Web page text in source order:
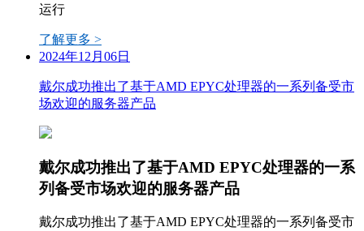
运行
了解更多 >
2024年12月06日
戴尔成功推出了基于AMD EPYC处理器的一系列备受市
场欢迎的服务器产品
戴尔成功推出了基于AMD EPYC处理器的一系
列备受市场欢迎的服务器产品
戴尔成功推出了基于AMD EPYC处理器的一系列备受市